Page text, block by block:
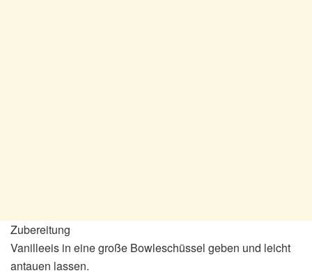
Zubereitung
Vanilleeis in eine große Bowleschüssel geben und leicht
antauen lassen.